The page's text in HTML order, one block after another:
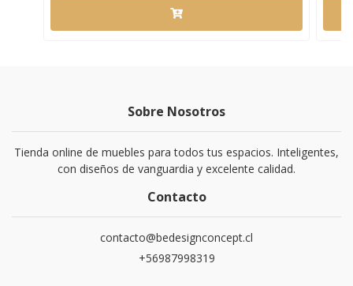
Sobre Nosotros
Tienda online de muebles para todos tus espacios. Inteligentes,
con diseños de vanguardia y excelente calidad.
Contacto
contacto@bedesignconcept.cl
+56987998319